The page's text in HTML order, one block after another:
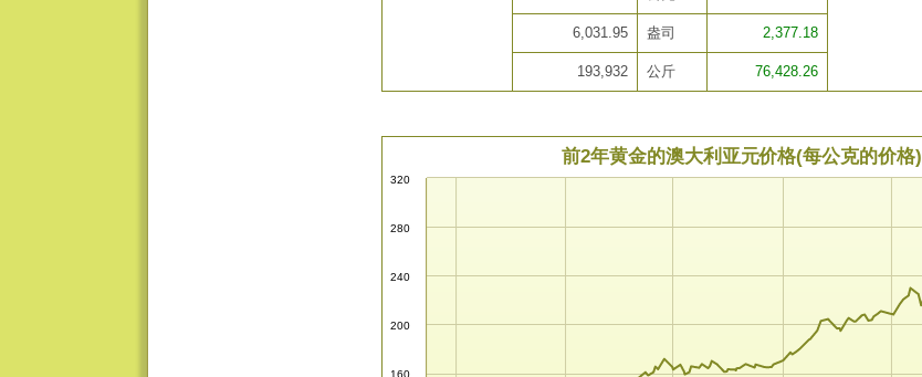
6,031.95 盎司 2,377.18
193,932 公斤 76,428.26
前2年黄金的澳大利亚元价格(每公克的价格)
200
240
280
320